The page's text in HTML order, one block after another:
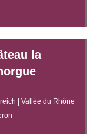
la
| Vallée du Rhône